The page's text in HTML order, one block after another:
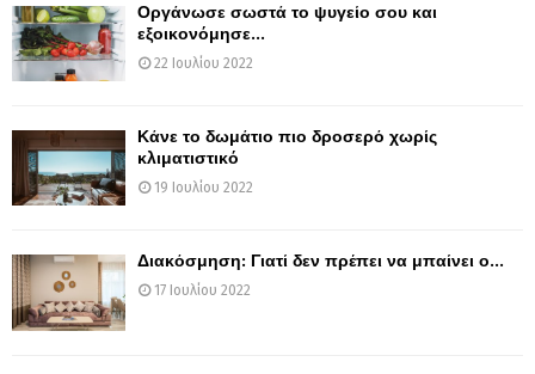
Οργάνωσε σωστά το ψυγείο σου και
εξοικονόμησε...
22 Ιουλίου 2022
Κάνε το δωμάτιο πιο δροσερό χωρίς
κλιματιστικό
19 Ιουλίου 2022
Διακόσμηση: Γιατί δεν πρέπει να μπαίνει ο...
17 Ιουλίου 2022